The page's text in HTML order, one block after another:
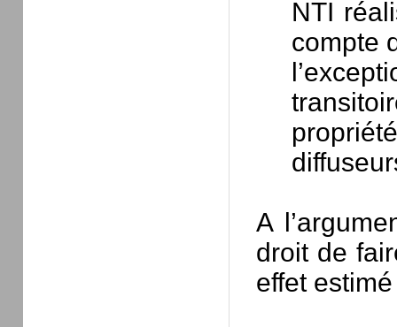
NTI
compte
A
droit de
effet